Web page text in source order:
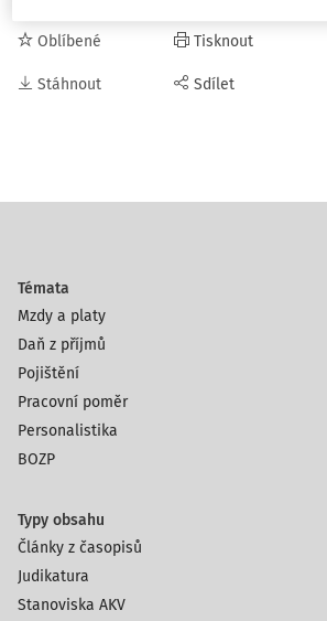
Oblíbené
Stáhnout
Tisknout
Sdílet
Témata
Mzdy a platy
Daň z příjmů
Pojištění
Pracovní poměr
Personalistika
BOZP
Typy obsahu
Články z časopisů
Judikatura
Stanoviska AKV